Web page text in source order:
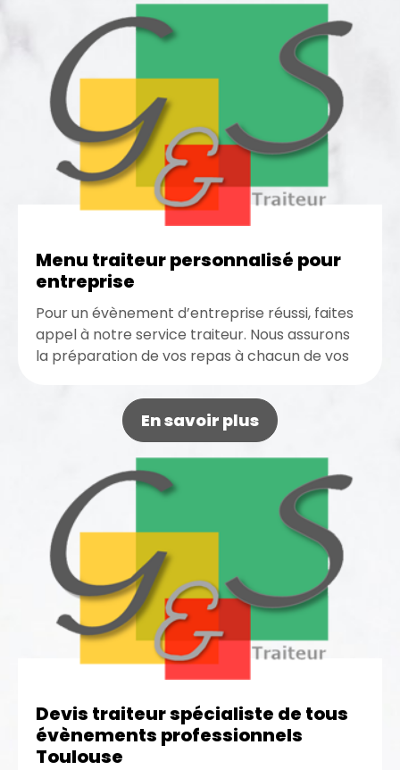
Menu traiteur personnalisé pour
entreprise
Pour un évènement d’entreprise réussi, faites
appel à notre service traiteur. Nous assurons
la préparation de vos repas à chacun de vos
En savoir plus
Devis traiteur spécialiste de tous
évènements professionnels
Toulouse